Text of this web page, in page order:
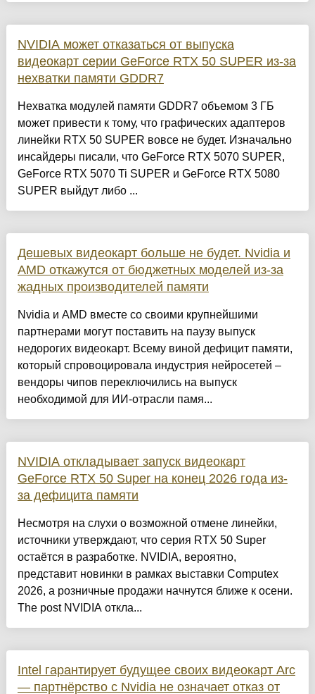
NVIDIA может отказаться от выпуска
видеокарт серии GeForce RTX 50 SUPER из-за
нехватки памяти GDDR7
Нехватка модулей памяти GDDR7 объемом 3 ГБ
может привести к тому, что графических адаптеров
линейки RTX 50 SUPER вовсе не будет. Изначально
инсайдеры писали, что GeForce RTX 5070 SUPER,
GeForce RTX 5070 Ti SUPER и GeForce RTX 5080
SUPER выйдут либо ...
Дешевых видеокарт больше не будет. Nvidia и
AMD откажутся от бюджетных моделей из-за
жадных производителей памяти
Nvidia и AMD вместе со своими крупнейшими
партнерами могут поставить на паузу выпуск
недорогих видеокарт. Всему виной дефицит памяти,
который спровоцировала индустрия нейросетей –
вендоры чипов переключились на выпуск
необходимой для ИИ-отрасли памя...
NVIDIA откладывает запуск видеокарт
GeForce RTX 50 Super на конец 2026 года из-
за дефицита памяти
Несмотря на слухи о возможной отмене линейки,
источники утверждают, что серия RTX 50 Super
остаётся в разработке. NVIDIA, вероятно,
представит новинки в рамках выставки Computex
2026, а розничные продажи начнутся ближе к осени.
The post NVIDIA откла...
Intel гарантирует будущее своих видеокарт Arc
— партнёрство с Nvidia не означает отказ от